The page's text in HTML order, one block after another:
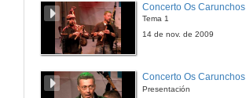
Concerto Os Carunchos
Tema 1
14 de nov. de 2009
Concerto Os Carunchos
Presentación